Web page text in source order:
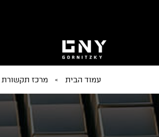
עמוד הבית » מרכז תקשורת